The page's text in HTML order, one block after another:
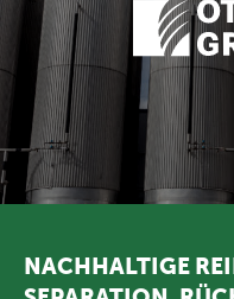
NACHHALTIGE